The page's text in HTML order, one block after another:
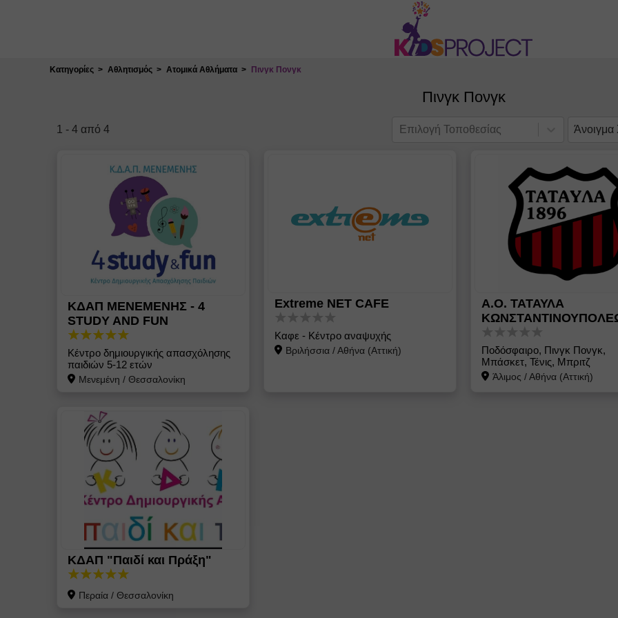
Κατηγορίες Αθλητισμός Ατομικά Αθλήματα Πινγκ Πονγκ
Πινγκ Πονγκ
1 - 4 από 4 Επιλογή Τοποθεσίας Άνοιγμα
ΚΔΑΠ ΜΕΝΕΜΕΝΗΣ - 4
STUDY AND FUN
Κέντρο δημιουργικής απασχόλησης
παιδιών 5-12 ετών
Μενεμένη / Θεσσαλονίκη
Extreme NET CAFE
Καφε - Κέντρο αναψυχής
Βριλήσσια/Αθήνα (Αττική)
Α.Ο. ΤΑΤΑΥΛΑ
Ποδόσφαιρο, Πινγκ Πονγκ,
Μπάσκετ, Τένις, Μπριτζ
Άλιμος /Αθήνα (Αττική)
ΚΔΑΠ "Παιδί και Πράξη"
Περαία/ Θεσσαλονίκη